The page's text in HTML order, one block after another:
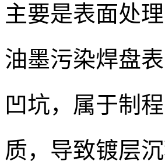
主要是表面处
油墨污染焊盘
凹坑，属于制
质，导致镀层